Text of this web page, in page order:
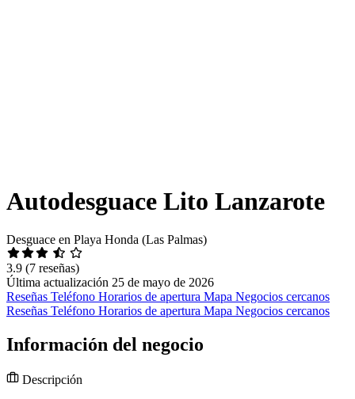
Autodesguace Lito Lanzarote
Desguace en Playa Honda (Las Palmas)
3.9 (7 reseñas)
Última actualización 25 de mayo de 2026
Reseñas Teléfono Horarios de apertura Mapa Negocios cercanos
Reseñas Teléfono Horarios de apertura Mapa Negocios cercanos
Información del negocio
Descripción